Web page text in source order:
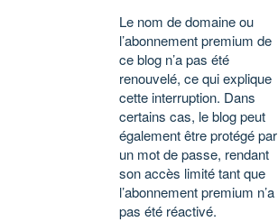
Le nom de domaine ou
l’abonnement premium de
ce blog n’a pas été
renouvelé, ce qui explique
cette interruption. Dans
certains cas, le blog peut
également être protégé par
un mot de passe, rendant
son accès limité tant que
l’abonnement premium n’a
pas été réactivé.